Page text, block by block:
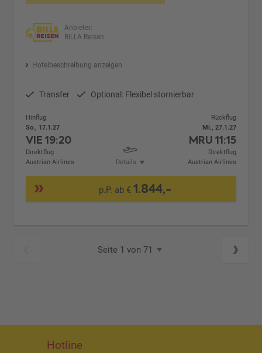
Anbieter:
BILLA Reisen
Hotelbeschreibung anzeigen
Transfer Optional: Flexibel stornierbar
Hinflug
So., 17.1.27
VIE19:20
Direktflug
Austrian Airlines
Details
Rückflug
Mi., 27.1.27
MRU 11:15
Direktflug
Austrian Airlines
p.P. ab €1.844,-
Seite 1 von 71
Hotline